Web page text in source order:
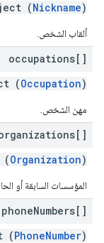
(Nickname)
ألقاب الشخص.
occupations[]
(Occupation)
مهن الشخص.
(Organization)
المؤسسات السابقة أو
phoneNumbers[]
(PhoneNumber)